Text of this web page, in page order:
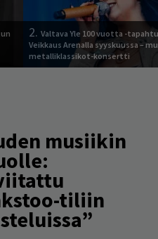
2. Valtava Yle 100 vuotta -
Veikkaus Arenalla syyskuussa –
metalliklassikot-konsertti
musiikin
tiliin